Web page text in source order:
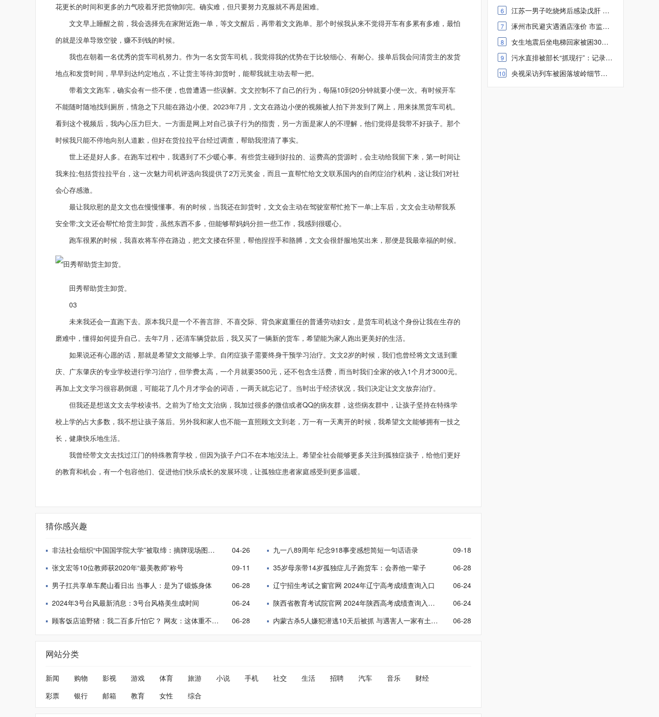
花更长的时间和更多的力气咬着牙把货物卸完。 确实难，但只要努力克服就不再是困难。
文文早上睡醒之前，我会选择先在家附近跑一单，等文文醒后，再带着文文跑单。那个时候我从来不觉得开车有多累有多难，最怕
的就是没单导致空驶，赚不到钱的时候。
我也在朝着一名优秀的货车司机努力。 作为一名女货车司机，我觉得我的优势在于比较细心、有耐心。接单后我会问清货主的发货
地点和发货时间，早早到达约定地点，不让货主等待;卸货时，能帮我就主动去帮一把。
带着文文跑车，确实会有一些不便，也曾遭遇一些误解。文文控制不了自己的行为，每隔10到20分钟就要小便一次。有时候开车
不能随时随地找到厕所，情急之下只能在路边小便。2023年7月，文文在路边小便的视频被人拍下并发到了网上，用来抹黑货车司机。
看到这个视频后，我内心压力巨大。一方面是网上对自己孩子行为的指责，另一方面是家人的不理解，他们觉得是我带不好孩子。那个
时候我只能不停地向别人道歉，但好在货拉拉平台经过调查，帮助我澄清了事实。
世上还是好人多。在跑车过程中，我遇到了不少暖心事。有些货主碰到好拉的、运费高的货源时，会主动给我留下来，第一时间让
我来拉;包括货拉拉平台，这一次魅力司机评选向我提供了2万元奖金，而且一直帮忙给文文联系国内的自闭症治疗机构，这让我们对社
会心存感激。
最让我欣慰的是文文也在慢慢懂事。有的时候，当我还在卸货时，文文会主动在驾驶室帮忙抢下一单;上车后，文文会主动帮我系
安全带;文文还会帮忙给货主卸货，虽然东西不多，但能够帮妈妈分担一些工作，我感到很暖心。
跑车很累的时候，我喜欢将车停在路边，把文文搂在怀里，帮他捏捏手和胳膊，文文会很舒服地笑出来，那便是我最幸福的时候。
田秀帮助货主卸货。
03
未来我还会一直跑下去。原本我只是一个不善言辞、不喜交际、背负家庭重任的普通劳动妇女， 是货车司机这个身份让我在生存的
磨难中，懂得如何提升自己。 去年7月，还清车辆贷款后，我又买了一辆新的货车，希望能为家人跑出更美好的生活。
如果说还有心愿的话，那就是希望文文能够上学。自闭症孩子需要终身干预学习治疗。文文2岁的时候，我们也曾经将文文送到重
庆、广东肇庆的专业学校进行学习治疗，但学费太高，一个月就要3500元，还不包含生活费，而当时我们全家的收入1个月才3000元。
再加上文文学习很容易倒退，可能花了几个月才学会的词语，一两天就忘记了。当时出于经济状况，我们决定让文文放弃治疗。
但我还是想送文文去学校读书。之前为了给文文治病，我加过很多的微信或者QQ的病友群，这些病友群中，让孩子坚持在特殊学
校上学的占大多数，我不想让孩子落后。另外我和家人也不能一直照顾文文到老，万一有一天离开的时候，我希望文文能够拥有一技之
长，健康快乐地生活。
我曾经带文文去找过江门的特殊教育学校，但因为孩子户口不在本地没法上。 希望全社会能够更多关注到孤独症孩子，给他们更好
的教育和机会， 有一个包容他们、促进他们快乐成长的发展环境，让孤独症患者家庭感受到更多温暖。
猜你感兴趣
非法社会组织“中国国学院大学”被取缔：摘牌现场图曝光 04-26 九一八89周年 纪念918事变感想简短一句话语录
09-18
张文宏等10位教师获2020年“最美教师”称号
09-11 35岁母亲带14岁孤独症儿子跑货车：会养他一辈子
06-28
男子扛共享单车爬山看日出 当事人：是为了锻炼身体
06-28 辽宁招生考试之窗官网 2024年辽宁高考成绩查询入口
06-24
2024年3号台风最新消息：3号台风格美生成时间
06-24 陕西省教育考试院官网 2024年陕西高考成绩查询入口方式
06-24
顾客饭店追野猪：我二百多斤怕它？ 网友：这体重不是盖的
06-28 内蒙古杀5人嫌犯潜逃10天后被抓 与遇害人一家有土地纠纷 06-28
网站分类
新闻 购物 影视 游戏 体育 旅游 小说 手机 社交 生活 招聘 汽车 音乐
财经
彩票
银行 邮箱 教育 女性 综合
6 江苏一男子吃烧烤后感染戊肝 怀疑自己变成“小黄人”
7 涿州市民避灾遇酒店涨价 市监局回应：已责成酒店退还34元
8 女生地震后坐电梯回家被困30分钟 网友：存侥幸心理
9 污水直排被部长“抓现行”：记录造假、通风报信、应对检查
10 央视采访列车被困落坡岭细节太震撼 无私大爱令人感动